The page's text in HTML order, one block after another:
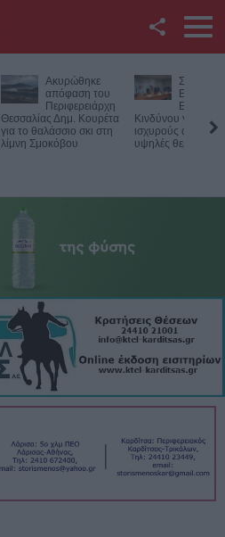
Twitter
YouTube
RSS
Επικοινωνία με το
Ακυρώθηκε
απόφαση του
Περιφερειάρχη
Θεσσαλίας Δημ. Κουρέτα
για το θαλάσσιο σκι στη
λίμνη Σμοκόβου
Κινδύνου για τους
ισχυρούς ανέμους
υψηλές